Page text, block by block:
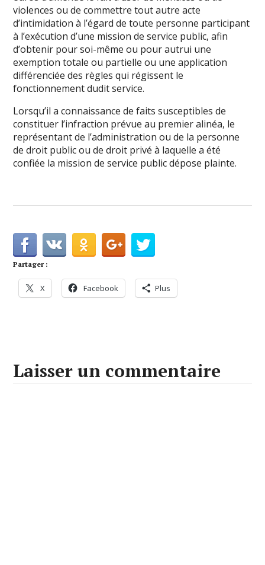
violences ou de commettre tout autre acte
d’intimidation à l’égard de toute personne participant
à l’exécution d’une mission de service public, afin
d’obtenir pour soi-même ou pour autrui une
exemption totale ou partielle ou une application
différenciée des règles qui régissent le
fonctionnement dudit service.
Lorsqu’il a connaissance de faits susceptibles de
constituer l’infraction prévue au premier alinéa, le
représentant de l’administration ou de la personne
de droit public ou de droit privé à laquelle a été
confiée la mission de service public dépose plainte.
Partager :
X Facebook Plus
Laisser un commentaire